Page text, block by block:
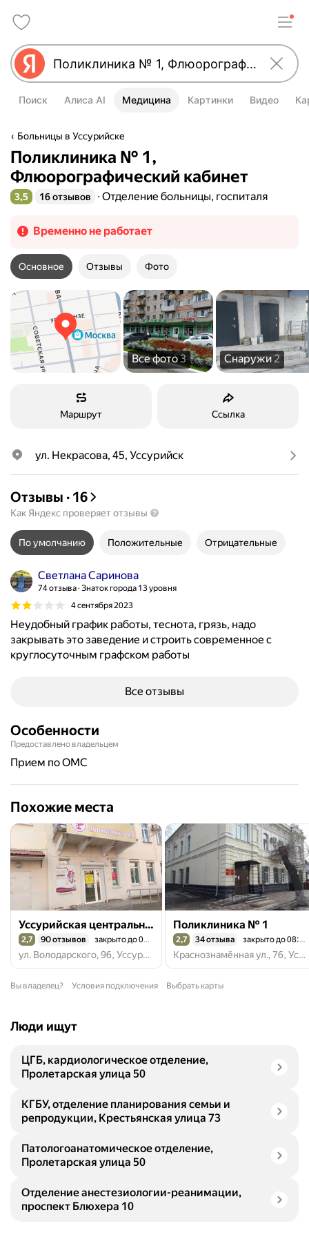
Поиск Алиса AI Медицина Картинки Видео
Больницы в Уссурийске
Поликлиника № 1,
Флюорографический кабинет
Рейтинг 3,5 из 5
3,5 16 отзывов Отделение больницы, госпиталя
Временно не работает
Основное Отзывы Фото
Все фото3 Снаружи 2
Маршрут Ссылка
ул. Некрасова, 45, Уссурийск
Отзывы · 16
Как Яндекс проверяет отзывы
По умолчанию Положительные Отрицательные
Светлана Саринова
74 отзыва Знаток города 13 уровня
4 сентября 2023
Неудобный график работы, теснота, грязь, надо
закрывать это заведение и строить современное с
круглосуточным графском работы
Все отзывы
Особенности
Предоставлено владельцем
прием по ОМС
Похожие места
Уссурийская центральная городская больница, поликлиника № 1
Рейтинг 2,7 из 5
2,7 90 отзывов закрыто до 08:00
ул. Володарского, 96, Уссурийск
Поликлиника № 1
Рейтинг 2,7 из 5
2,7 34 отзыва закрыто до 08:00
Краснознамённая ул., 76, Уссурийск
Вы владелец? Условия подключения Выбрать карты
Люди ищут
ЦГБ, кардиологическое отделение,
Пролетарская улица 50
КГБУ, отделение планирования семьи и
репродукции, Крестьянская улица 73
Патологоанатомическое отделение,
Пролетарская улица 50
Отделение анестезиологии-реанимации,
проспект Блюхера 10